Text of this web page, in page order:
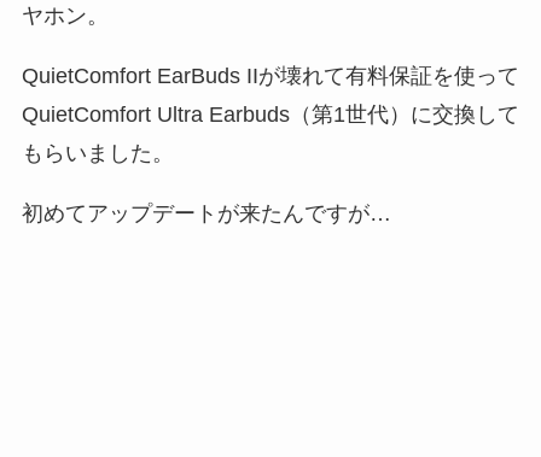
ヤホン。
QuietComfort EarBuds IIが壊れて有料保証を使って
QuietComfort Ultra Earbuds（第1世代）に交換して
もらいました。
初めてアップデートが来たんですが…